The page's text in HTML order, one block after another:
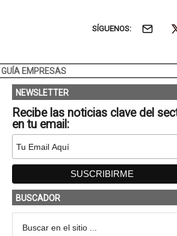
SÍGUENOS:
GUÍA EMPRESAS
NEWSLETTER
Recibe las noticias clave del
en tu email:
BUSCADOR